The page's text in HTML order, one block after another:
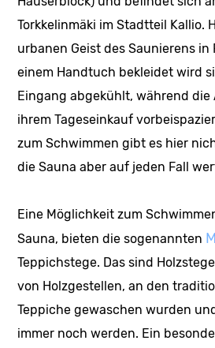
Torkkelinmäki im Stadtteil Kallio.
urbanen Geist des Saunierens
einem Handtuch bekleidet wird
Eingang abgekühlt, während
ihrem Tageseinkauf
zum Schwimmen gibt es hier
die Sauna aber auf jeden Fall
Eine Möglichkeit zum
Sauna, bieten die sogenannten
Teppichstege. Das sind
von Holzgestellen, an den
Teppiche gewaschen wurden
immer noch werden. Ein